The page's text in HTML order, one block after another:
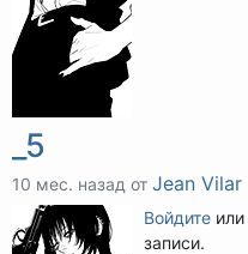
_5
10 мес. назад от Jean Vilar
Войдите или
записи.